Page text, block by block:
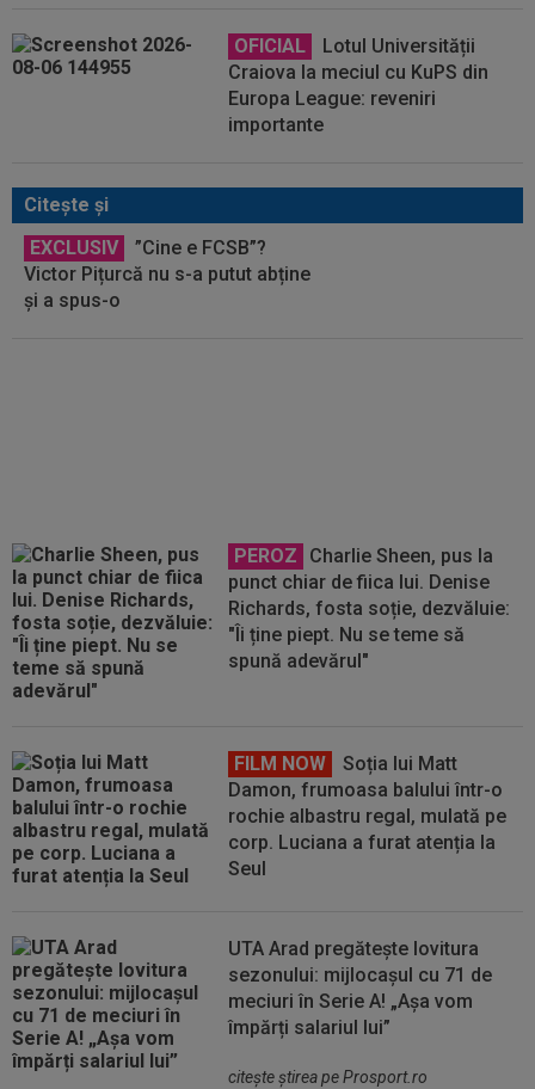
OFICIAL
Lotul Universității
Craiova la meciul cu KuPS din
Europa League: reveniri
importante
Citeşte şi
EXCLUSIV
”Cine e FCSB”?
Victor Pițurcă nu s-a putut abține
și a spus-o
PEROZ
Charlie Sheen, pus la
punct chiar de fiica lui. Denise
Richards, fosta soție, dezvăluie:
"Îi ține piept. Nu se teme să
spună adevărul"
FILM NOW
Soția lui Matt
Damon, frumoasa balului într-o
rochie albastru regal, mulată pe
corp. Luciana a furat atenția la
Seul
UTA Arad pregătește lovitura
sezonului: mijlocașul cu 71 de
meciuri în Serie A! „Așa vom
împărți salariul lui”
citeşte ştirea pe Prosport.ro